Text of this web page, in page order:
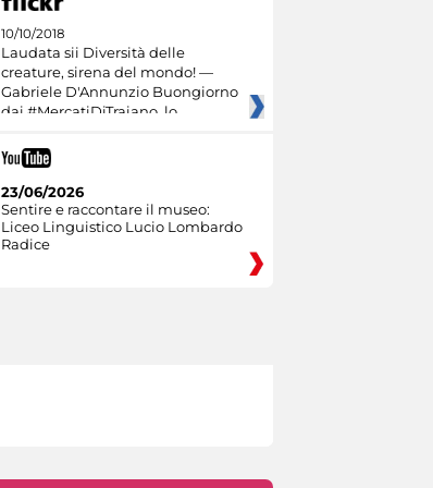
10/10/2018
Laudata sii Diversità delle
creature, sirena del mondo! —
Gabriele D'Annunzio Buongiorno
dai #MercatiDiTraiano, lo
23/06/2026
Sentire e raccontare il museo:
Liceo Linguistico Lucio Lombardo
Radice